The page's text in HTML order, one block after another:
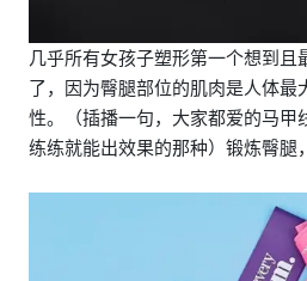
几乎所有女孩子塑形第一个想到且
了，因为臀腿部位的肌肉是人体最
性。（插播一句，大家都爱的马甲
练练就能出效果的那种）锻炼臀腿